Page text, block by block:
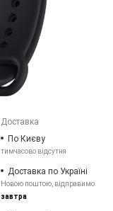
Доставка
По Києву
тимчасово відсутня
Доставка по Україні
Новою поштою, відправимо
завтра